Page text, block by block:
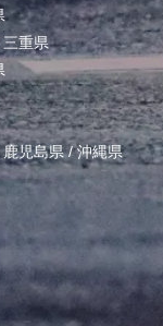
三重県
鹿児島県/沖縄県